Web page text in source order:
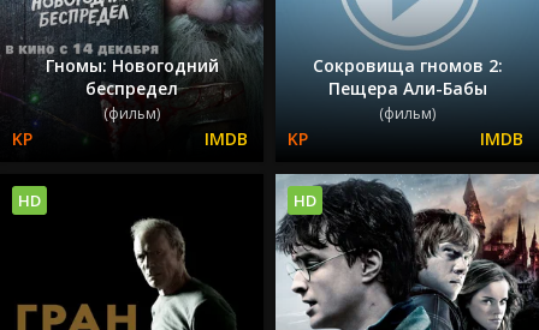
Гномы: Новогодний
беспредел
(фильм)
Сокровища гномов 2:
Пещера Али-Бабы
(фильм)
HD HD